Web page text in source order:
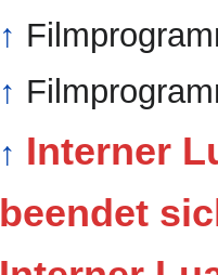
↑
↑
↑ Interner
beendet